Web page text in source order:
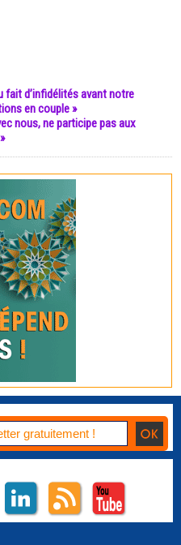
fait d’infidélités avant notre
en couple »
nous, ne participe pas aux